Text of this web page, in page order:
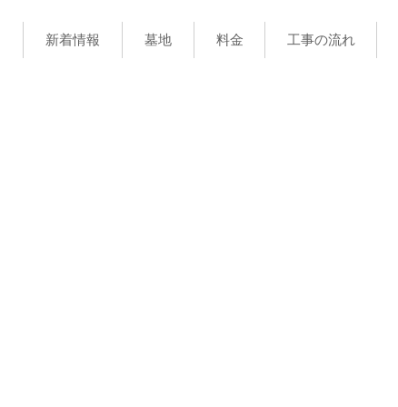
新着情報 墓地 料金 工事の流れ